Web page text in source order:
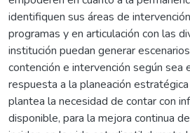
identifiquen sus áreas de
programas y en articulación con las
institución puedan generar
contención e intervención según sea
respuesta a la planeación
plantea la necesidad de contar con
disponible, para la mejora continua